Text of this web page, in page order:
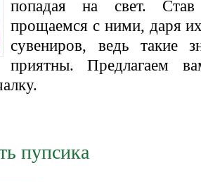
попадая на свет.
прощаемся с ними, даря
сувениров, ведь такие
приятны. Предлагаем
пупсика